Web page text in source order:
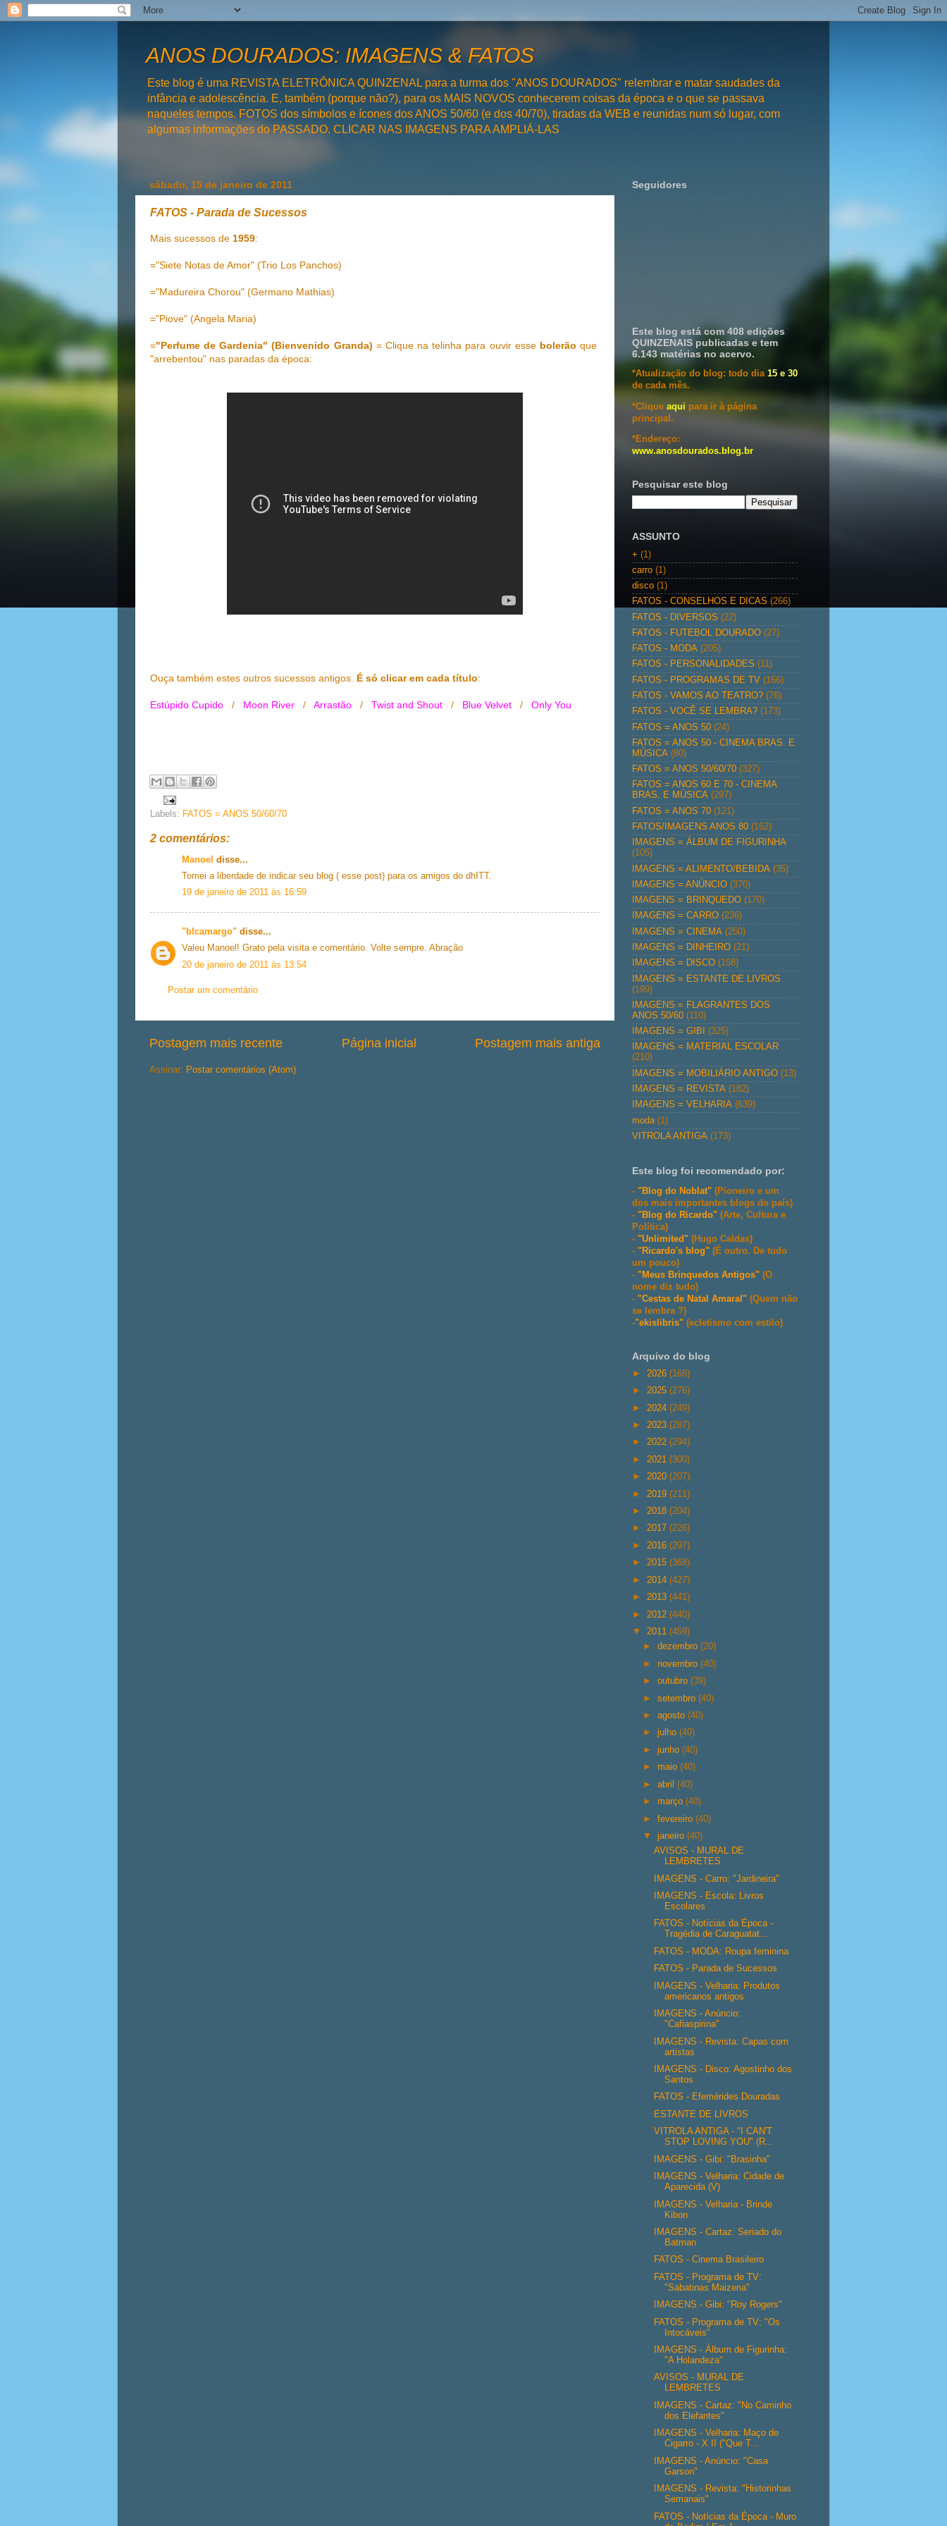
ANOS DOURADOS: IMAGENS & FATOS
Este blog é uma REVISTA ELETRÔNICA QUINZENAL para a turma dos "ANOS DOURADOS" relembrar e matar saudades da
infância e adolescência. E, também (porque não?), para os MAIS NOVOS conhecerem coisas da época e o que se passava
naqueles tempos. FOTOS dos símbolos e ícones dos ANOS 50/60 (e dos 40/70), tiradas da WEB e reunidas num só lugar, com
algumas informações do PASSADO. CLICAR NAS IMAGENS PARA AMPLIÁ-LAS
sábado, 15 de janeiro de 2011
FATOS - Parada de Sucessos
Mais sucessos de 1959:
="Siete Notas de Amor" (Trio Los Panchos)
="Madureira Chorou" (Germano Mathias)
="Piove" (Angela Maria)
="Perfume de Gardenia" (Bienvenido Granda) = Clique na telinha para ouvir esse bolerão que
"arrebentou" nas paradas da época:
Ouça também estes outros sucessos antigos. É só clicar em cada título:
Estúpido Cupido / Moon River / Arrastão / Twist and Shout / Blue Velvet / Only You
Labels: FATOS = ANOS 50/60/70
2 comentários:
Manoel disse...
Tomei a liberdade de indicar seu blog ( esse post) para os amigos do dhITT.
19 de janeiro de 2011 às 16:59
"blcamargo" disse...
Valeu Manoel! Grato pela visita e comentário. Volte sempre. Abração
20 de janeiro de 2011 às 13:54
Postar um comentário
Postagem mais recente Postagem mais antiga
Página inicial
Assinar: Postar comentários (Atom)
Seguidores
Este blog está com 408 edições
QUINZENAIS publicadas e tem
6.143 matérias no acervo.
*Atualização do blog: todo dia 15 e 30
de cada mês.
*Clique aqui para ir à página
principal.
*Endereço:
www.anosdourados.blog.br
Pesquisar este blog
ASSUNTO
+ (1)
carro (1)
disco (1)
FATOS - CONSELHOS E DICAS (266)
FATOS - DIVERSOS (22)
FATOS - FUTEBOL DOURADO (27)
FATOS - MODA (205)
FATOS - PERSONALIDADES (11)
FATOS - PROGRAMAS DE TV (166)
FATOS - VAMOS AO TEATRO? (76)
FATOS - VOCÊ SE LEMBRA? (173)
FATOS = ANOS 50 (24)
FATOS = ANOS 50 - CINEMA BRAS. E
MÚSICA (80)
FATOS = ANOS 50/60/70 (327)
FATOS = ANOS 60 E 70 - CINEMA
BRAS. E MÚSICA (297)
FATOS = ANOS 70 (121)
FATOS/IMAGENS ANOS 80 (162)
IMAGENS = ÁLBUM DE FIGURINHA
(105)
IMAGENS = ALIMENTO/BEBIDA (35)
IMAGENS = ANÚNCIO (370)
IMAGENS = BRINQUEDO (170)
IMAGENS = CARRO (236)
IMAGENS = CINEMA (250)
IMAGENS = DINHEIRO (21)
IMAGENS = DISCO (158)
IMAGENS = ESTANTE DE LIVROS
(199)
IMAGENS = FLAGRANTES DOS
ANOS 50/60 (110)
IMAGENS = GIBI
(325)
IMAGENS = MATERIAL ESCOLAR
(210)
IMAGENS = MOBILIÁRIO ANTIGO (13)
IMAGENS = REVISTA (182)
IMAGENS = VELHARIA (639)
moda (1)
VITROLA ANTIGA (173)
Este blog foi recomendado por:
- "Blog do Noblat" (Pioneiro e um
dos mais importantes blogs do país)
- "Blog do Ricardo" (Arte, Cultura e
Política)
- "Unlimited" (Hugo Caldas)
- "Ricardo's blog" (É outro. De tudo
um pouco)
- "Meus Brinquedos Antigos" (O
nome diz tudo)
- "Cestas de Natal Amaral" (Quem não
se lembra ?)
-"ekislibris" (ecletismo com estilo)
Arquivo do blog
► 2026 (168)
► 2025 (276)
► 2024 (249)
► 2023 (287)
► 2022 (294)
► 2021 (300)
► 2020 (207)
► 2019 (211)
► 2018 (204)
► 2017 (226)
► 2016 (297)
► 2015 (368)
► 2014 (427)
► 2013 (441)
► 2012 (440)
▼ 2011 (459)
►dezembro(20)
► novembro(40)
►outubro(39)
►setembro(40)
►agosto(40)
►julho(40)
►junho(40)
► maio(40)
►abril(40)
► março(40)
►fevereiro(40)
▼janeiro(40)
AVISOS - MURAL DE
LEMBRETES
IMAGENS - Carro: "Jardineira"
IMAGENS - Escola: Livros
Escolares
FATOS - Notícias da Época -
Tragédia de Caraguatat...
FATOS - MODA: Roupa feminina
FATOS - Parada de Sucessos
IMAGENS - Velharia: Produtos
americanos antigos
IMAGENS - Anúncio:
"Cafiaspirina"
IMAGENS - Revista: Capas com
artistas
IMAGENS - Disco: Agostinho dos
Santos
FATOS - Efemérides Douradas
ESTANTE DE LIVROS
VITROLA ANTIGA - "I CAN'T
STOP LOVING YOU" (R...
IMAGENS - Gibi: "Brasinha"
IMAGENS - Velharia: Cidade de
Aparecida (V)
IMAGENS - Velharia - Brinde
Kibon
IMAGENS - Cartaz: Seriado do
Batman
FATOS - Cinema Brasileiro
FATOS - Programa de TV:
"Sabatinas Maizena"
IMAGENS - Gibi: "Roy Rogers"
FATOS - Programa de TV: "Os
Intocáveis"
IMAGENS - Álbum de Figurinha:
"A Holandeza"
AVISOS - MURAL DE
LEMBRETES
IMAGENS - Cartaz: "No Caminho
dos Elefantes"
IMAGENS - Velharia: Maço de
Cigarro - X II ("Que T...
IMAGENS - Anúncio: "Casa
Garson"
IMAGENS - Revista: "Historinhas
Semanais"
FATOS - Notícias da Época - Muro